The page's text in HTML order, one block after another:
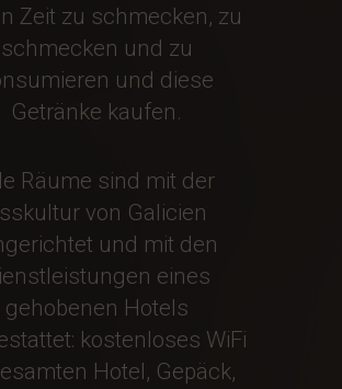
Zeit zu schmecken, zu
schmecken und zu
und diese
Getränke kaufen.
Räume sind mit der
von Galicien
und mit den
eines
gehobenen Hotels
kostenloses WiFi
Hotel, Gepäck,